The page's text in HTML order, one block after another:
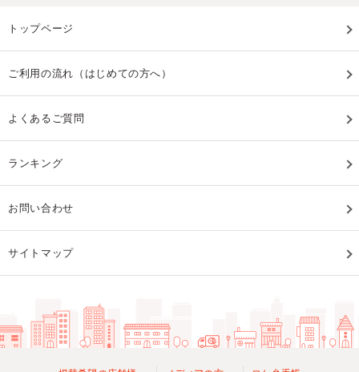
トップページ
ご利用の流れ（はじめての方へ）
よくあるご質問
ランキング
お問い合わせ
サイトマップ